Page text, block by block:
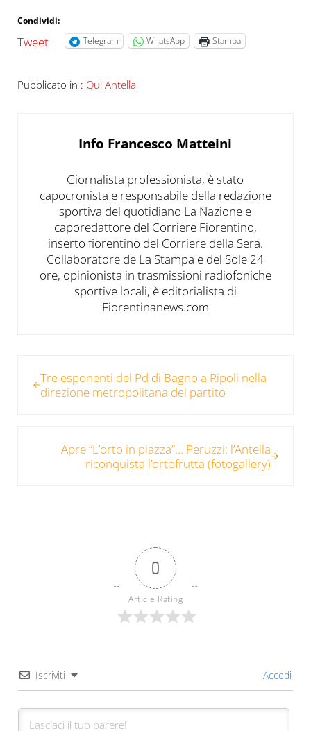
Condividi:
Tweet Telegram WhatsApp Stampa
Pubblicato in : Qui Antella
Info Francesco Matteini
Giornalista professionista, è stato
capocronista e responsabile della redazione
sportiva del quotidiano La Nazione e
caporedattore del Corriere Fiorentino,
inserto fiorentino del Corriere della Sera.
Collaboratore de La Stampa e del Sole 24
ore, opinionista in trasmissioni radiofoniche
sportive locali, è editorialista di
Fiorentinanews.com
Tre esponenti del Pd di Bagno a Ripoli nella
direzione metropolitana del partito
Apre “L’orto in piazza”… Peruzzi: l’Antella
riconquista l’ortofrutta (fotogallery)
0
Article Rating
Iscriviti Accedi